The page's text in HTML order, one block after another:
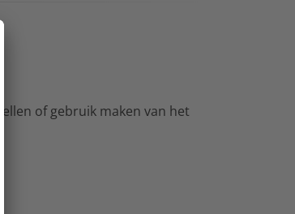
of gebruik maken van het